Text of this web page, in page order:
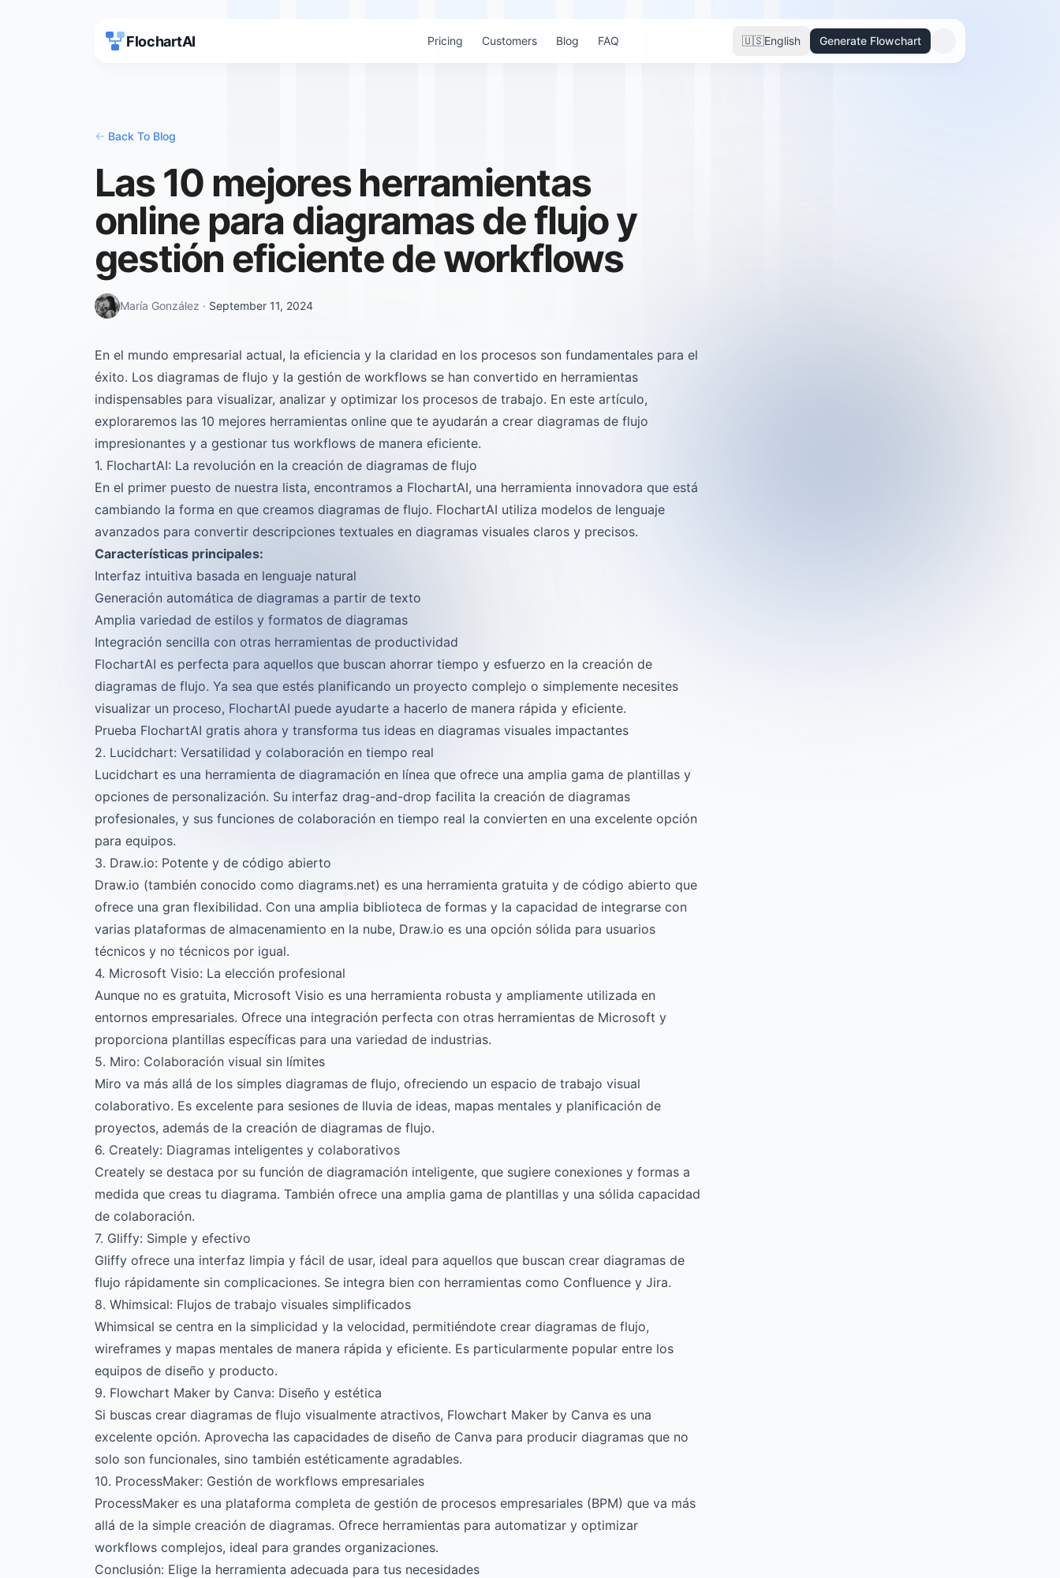
FlochartAI Pricing Customers Blog FAQ 🇺🇸English Generate Flowchart
<- Back To Blog
Las 10 mejores herramientas
online para diagramas de flujo y
gestión eficiente de workflows
María González · September 11, 2024
En el mundo empresarial actual, la eficiencia y la claridad en los procesos son fundamentales para el
éxito. Los diagramas de flujo y la gestión de workflows se han convertido en herramientas
indispensables para visualizar, analizar y optimizar los procesos de trabajo. En este artículo,
exploraremos las 10 mejores herramientas online que te ayudarán a crear diagramas de flujo
impresionantes y a gestionar tus workflows de manera eficiente.
1. FlochartAI: La revolución en la creación de diagramas de flujo
En el primer puesto de nuestra lista, encontramos a FlochartAI, una herramienta innovadora que está
cambiando la forma en que creamos diagramas de flujo. FlochartAI utiliza modelos de lenguaje
avanzados para convertir descripciones textuales en diagramas visuales claros y precisos.
Características principales:
Interfaz intuitiva basada en lenguaje natural
Generación automática de diagramas a partir de texto
Amplia variedad de estilos y formatos de diagramas
Integración sencilla con otras herramientas de productividad
FlochartAI es perfecta para aquellos que buscan ahorrar tiempo y esfuerzo en la creación de
diagramas de flujo. Ya sea que estés planificando un proyecto complejo o simplemente necesites
visualizar un proceso, FlochartAI puede ayudarte a hacerlo de manera rápida y eficiente.
Prueba FlochartAI gratis ahora y transforma tus ideas en diagramas visuales impactantes
2. Lucidchart: Versatilidad y colaboración en tiempo real
Lucidchart es una herramienta de diagramación en línea que ofrece una amplia gama de plantillas y
opciones de personalización. Su interfaz drag-and-drop facilita la creación de diagramas
profesionales, y sus funciones de colaboración en tiempo real la convierten en una excelente opción
para equipos.
3. Draw.io: Potente y de código abierto
Draw.io (también conocido como diagrams.net) es una herramienta gratuita y de código abierto que
ofrece una gran flexibilidad. Con una amplia biblioteca de formas y la capacidad de integrarse con
varias plataformas de almacenamiento en la nube, Draw.io es una opción sólida para usuarios
técnicos y no técnicos por igual.
4. Microsoft Visio: La elección profesional
Aunque no es gratuita, Microsoft Visio es una herramienta robusta y ampliamente utilizada en
entornos empresariales. Ofrece una integración perfecta con otras herramientas de Microsoft y
proporciona plantillas específicas para una variedad de industrias.
5. Miro: Colaboración visual sin límites
Miro va más allá de los simples diagramas de flujo, ofreciendo un espacio de trabajo visual
colaborativo. Es excelente para sesiones de lluvia de ideas, mapas mentales y planificación de
proyectos, además de la creación de diagramas de flujo.
6. Creately: Diagramas inteligentes y colaborativos
Creately se destaca por su función de diagramación inteligente, que sugiere conexiones y formas a
medida que creas tu diagrama. También ofrece una amplia gama de plantillas y una sólida capacidad
de colaboración.
7. Gliffy: Simple y efectivo
Gliffy ofrece una interfaz limpia y fácil de usar, ideal para aquellos que buscan crear diagramas de
flujo rápidamente sin complicaciones. Se integra bien con herramientas como Confluence y Jira.
8. Whimsical: Flujos de trabajo visuales simplificados
Whimsical se centra en la simplicidad y la velocidad, permitiéndote crear diagramas de flujo,
wireframes y mapas mentales de manera rápida y eficiente. Es particularmente popular entre los
equipos de diseño y producto.
9. Flowchart Maker by Canva: Diseño y estética
Si buscas crear diagramas de flujo visualmente atractivos, Flowchart Maker by Canva es una
excelente opción. Aprovecha las capacidades de diseño de Canva para producir diagramas que no
solo son funcionales, sino también estéticamente agradables.
10. ProcessMaker: Gestión de workflows empresariales
ProcessMaker es una plataforma completa de gestión de procesos empresariales (BPM) que va más
allá de la simple creación de diagramas. Ofrece herramientas para automatizar y optimizar
workflows complejos, ideal para grandes organizaciones.
Conclusión: Elige la herramienta adecuada para tus necesidades